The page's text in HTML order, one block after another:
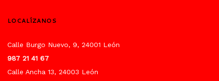
LOCALÍZANOS
Calle Burgo Nuevo, 9, 24001 León
987 21 41 67
Calle Ancha 13, 24003 León